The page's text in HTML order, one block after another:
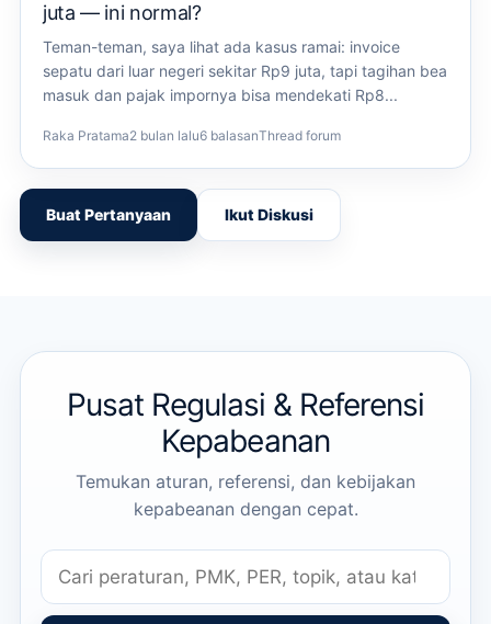
juta — ini normal?
Teman-teman, saya lihat ada kasus ramai: invoice
sepatu dari luar negeri sekitar Rp9 juta, tapi tagihan bea
masuk dan pajak impornya bisa mendekati Rp8...
Raka Pratama2 bulan lalu6 balasanThread forum
Buat Pertanyaan Ikut Diskusi
Pusat Regulasi & Referensi
Kepabeanan
Temukan aturan, referensi, dan kebijakan
kepabeanan dengan cepat.